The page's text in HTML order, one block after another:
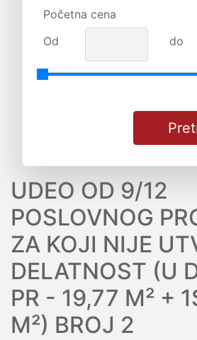
Početna cena
Od
do
UDEO OD 9/12
POSLOVNOG
ZA KOJI NIJE
DELATNOST (U
PR - 19,77 M² +
M²) BROJ 2